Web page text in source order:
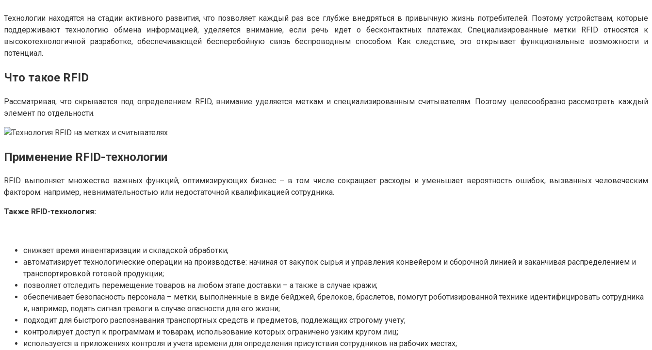
Технологии находятся на стадии активного развития, что позволяет каждый раз все глубже внедряться в привычную жизнь потребителей. Поэтому устройствам, которые
поддерживают технологию обмена информацией, уделяется внимание, если речь идет о бесконтактных платежах. Специализированные метки RFID относятся к
высокотехнологичной разработке, обеспечивающей бесперебойную связь беспроводным способом. Как следствие, это открывает функциональные возможности и
потенциал.
Что такое RFID
Рассматривая, что скрывается под определением RFID, внимание уделяется меткам и специализированным считывателям. Поэтому целесообразно рассмотреть каждый
элемент по отдельности.
Применение RFID-технологии
RFID выполняет множество важных функций, оптимизирующих бизнес – в том числе сокращает расходы и уменьшает вероятность ошибок, вызванных человеческим
фактором: например, невнимательностью или недостаточной квалификацией сотрудника.
Также RFID-технология:
снижает время инвентаризации и складской обработки;
автоматизирует технологические операции на производстве: начиная от закупок сырья и управления конвейером и сборочной линией и заканчивая распределением и
транспортировкой готовой продукции;
позволяет отследить перемещение товаров на любом этапе доставки – а также в случае кражи;
обеспечивает безопасность персонала – метки, выполненные в виде бейджей, брелоков, браслетов, помогут роботизированной технике идентифицировать сотрудника
и, например, подать сигнал тревоги в случае опасности для его жизни;
подходит для быстрого распознавания транспортных средств и предметов, подлежащих строгому учету;
контролирует доступ к программам и товарам, использование которых ограничено узким кругом лиц;
используется в приложениях контроля и учета времени для определения присутствия сотрудников на рабочих местах;